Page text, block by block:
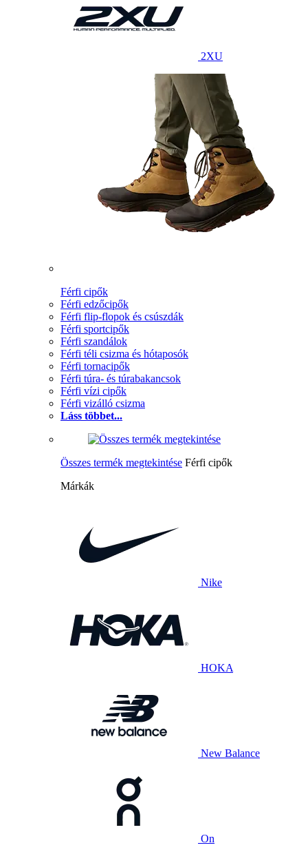
2XU
Férfi cipők
Férfi edzőcipők
Férfi flip-flopok és csúszdák
Férfi sportcipők
Férfi szandálok
Férfi téli csizma és hótaposók
Férfi tornacipők
Férfi túra- és túrabakancsok
Férfi vízi cipők
Férfi vizálló csizma
Láss többet...
Összes termék megtekintése Férfi cipők
Márkák
Nike
HOKA
New Balance
On